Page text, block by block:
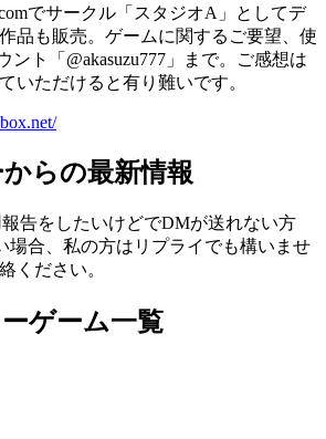
でサークル「スタジオA」としてデ
品も販売。ゲームに関するご要望、使
ント「@akasuzu777」まで。ご感想は
いただけると有り難いです。
らの最新情報
報告をしたいけどでDMが送れない方
合、私の方はリプライでも構いませ
ください。
ゲーム一覧